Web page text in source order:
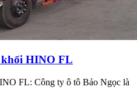
khối HINO FL
FL: Công ty ô tô Bảo Ngọc là